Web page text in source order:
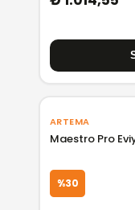
ARTEMA
Maestro Pro
%30